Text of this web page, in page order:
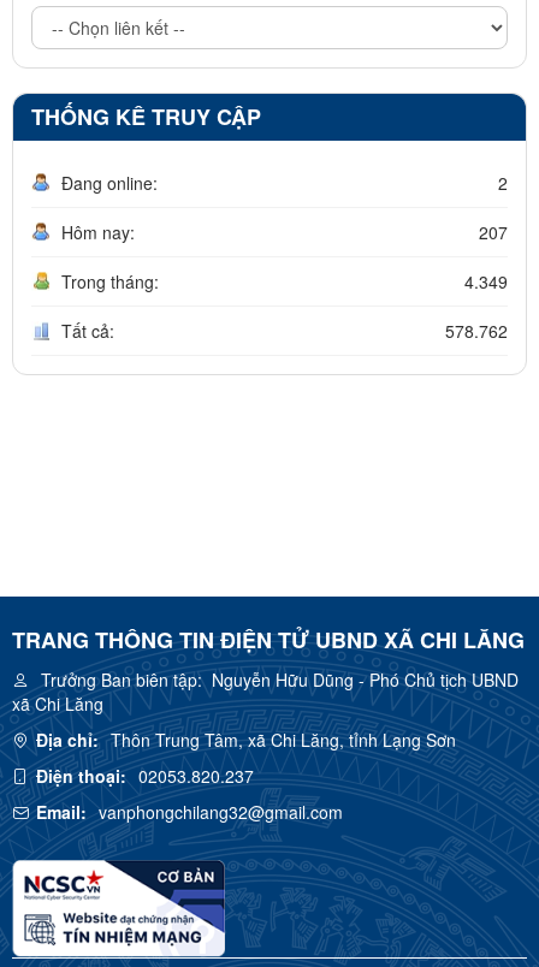
THỐNG KÊ TRUY CẬP
Đang online: 2
Hôm nay: 207
Trong tháng: 4.349
Tất cả: 578.762
TRANG THÔNG TIN ĐIỆN TỬ UBND XÃ CHI LĂNG
Trưởng Ban biên tập:Nguyễn Hữu Dũng - Phó Chủ tịch UBND
xã Chi Lăng
Địa chỉ: Thôn Trung Tâm, xã Chi Lăng, tỉnh Lạng Sơn
Điện thoại: 02053.820.237
Email: vanphongchilang32@gmail.com